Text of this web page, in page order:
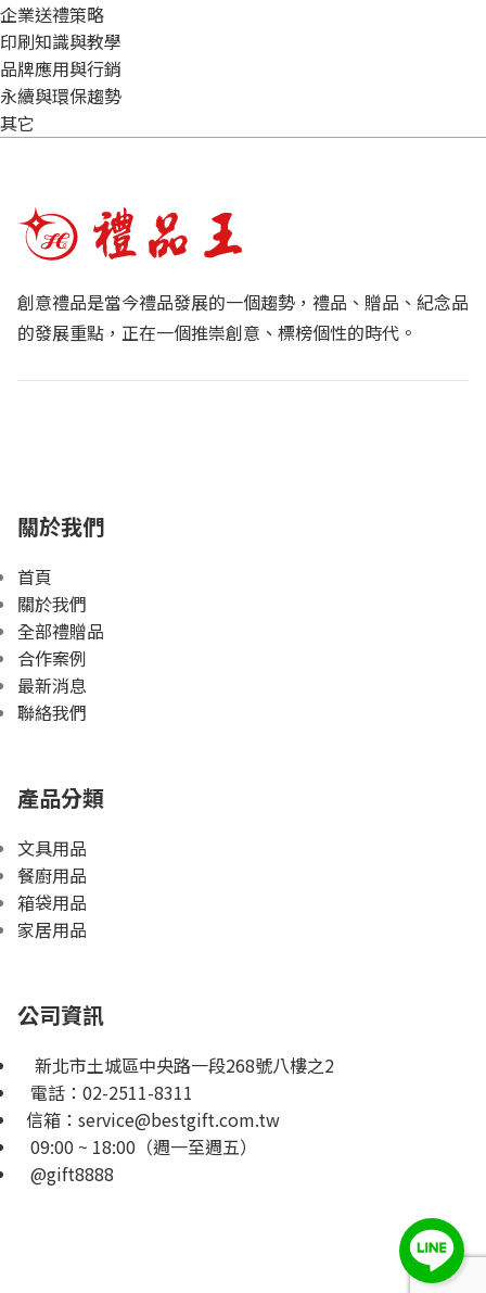
企業送禮策略
印刷知識與教學
品牌應用與行銷
永續與環保趨勢
其它
創意禮品是當今禮品發展的一個趨勢，禮品、贈品、紀念品
的發展重點，正在一個推崇創意、標榜個性的時代。
關於我們
首頁
關於我們
全部禮贈品
合作案例
最新消息
聯絡我們
產品分類
文具用品
餐廚用品
箱袋用品
家居用品
公司資訊
新北市土城區中央路一段268號八樓之2
電話： 02-2511-8311
信箱： service@bestgift.com.tw
09:00 ~ 18:00（週一至週五）
@gift8888